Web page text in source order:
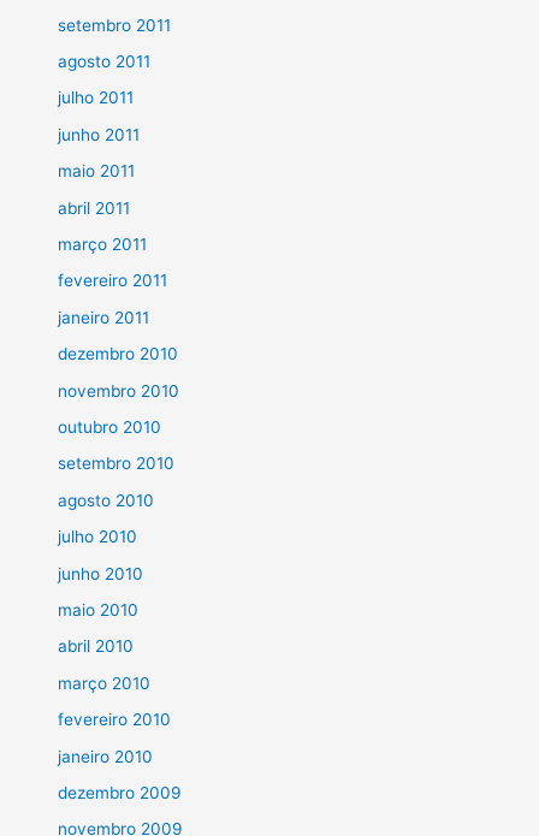
setembro 2011
agosto 2011
julho 2011
junho 2011
maio 2011
abril 2011
março 2011
fevereiro 2011
janeiro 2011
dezembro 2010
novembro 2010
outubro 2010
setembro 2010
agosto 2010
julho 2010
junho 2010
maio 2010
abril 2010
março 2010
fevereiro 2010
janeiro 2010
dezembro 2009
novembro 2009